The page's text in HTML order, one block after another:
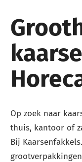
Op zoek naar
thuis, kantoor of
Bij